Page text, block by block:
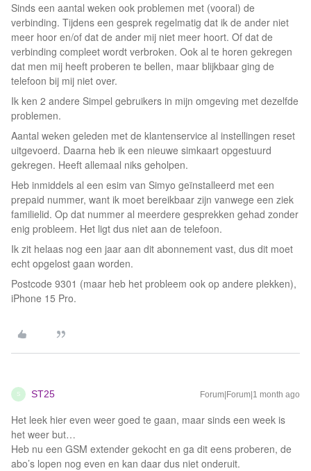
Sinds een aantal weken ook problemen met (vooral) de
verbinding. Tijdens een gesprek regelmatig dat ik de ander niet
meer hoor en/of dat de ander mij niet meer hoort. Of dat de
verbinding compleet wordt verbroken. Ook al te horen gekregen
dat men mij heeft proberen te bellen, maar blijkbaar ging de
telefoon bij mij niet over.
Ik ken 2 andere Simpel gebruikers in mijn omgeving met dezelfde
problemen.
Aantal weken geleden met de klantenservice al instellingen reset
uitgevoerd. Daarna heb ik een nieuwe simkaart opgestuurd
gekregen. Heeft allemaal niks geholpen.
Heb inmiddels al een esim van Simyo geïnstalleerd met een
prepaid nummer, want ik moet bereikbaar zijn vanwege een ziek
familielid. Op dat nummer al meerdere gesprekken gehad zonder
enig probleem. Het ligt dus niet aan de telefoon.
Ik zit helaas nog een jaar aan dit abonnement vast, dus dit moet
echt opgelost gaan worden.
Postcode 9301 (maar heb het probleem ook op andere plekken),
iPhone 15 Pro.
S ST25 Forum|Forum|1 month ago
Het leek hier even weer goed te gaan, maar sinds een week is
het weer but…
Heb nu een GSM extender gekocht en ga dit eens proberen, de
abo’s lopen nog even en kan daar dus niet onderuit.